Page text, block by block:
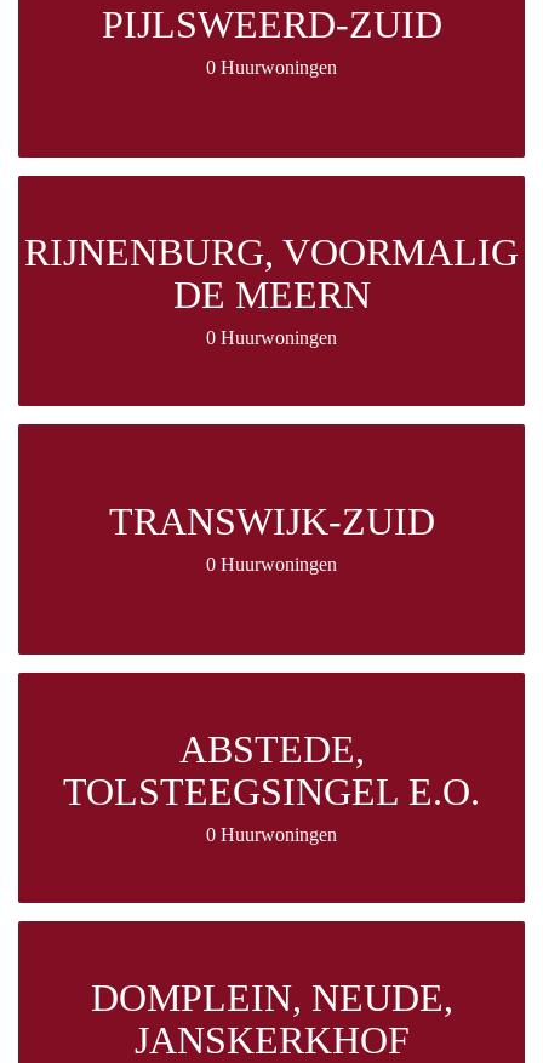
PIJLSWEERD-ZUID
0 Huurwoningen
RIJNENBURG, VOORMALIG
DE MEERN
0 Huurwoningen
TRANSWIJK-ZUID
0 Huurwoningen
ABSTEDE,
TOLSTEEGSINGEL E.O.
0 Huurwoningen
DOMPLEIN, NEUDE,
JANSKERKHOF